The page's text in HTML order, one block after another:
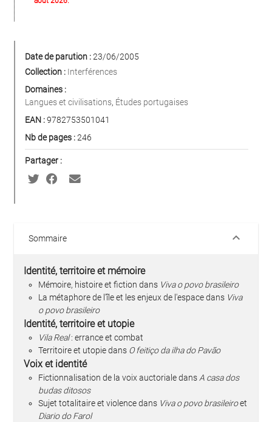
Date de parution :23/06/2005
Collection : Interférences
Domaines :
Langues et civilisations, Études portugaises
EAN :9782753501041
Nb de pages :246
Partager :
Sommaire keyboard_arrow_down
Identité, territoire et mémoire
Mémoire, histoire et fiction dans Viva o povo brasileiro
La métaphore de l'île et les enjeux de l'espace dans Viva
o povo brasileiro
Identité, territoire et utopie
Vila Real: errance et combat
Territoire et utopie dans O feitiço da ilha do Pavão
Voix et identité
Fictionnalisation de la voix auctoriale dans A casa dos
budas ditosos
Sujet totalitaire et violence dans Viva o povo brasileiroet
Diario do Farol